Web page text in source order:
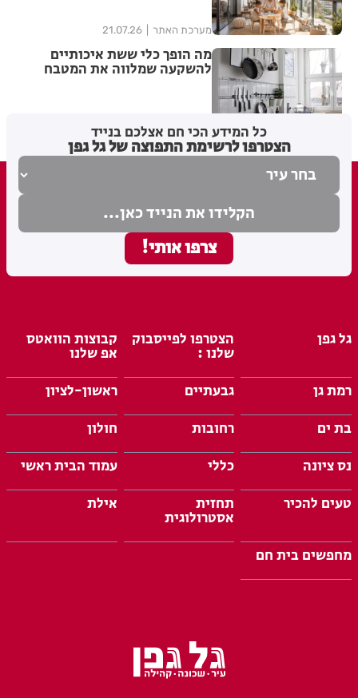
מערכת האתר 21.07.26
מה הופך כלי ששת איכותיים
להשקעה שמלווה את המטבח
כל המידע הכי חם אצלכם בנייד
הצטרפו לרשימת התפוצה של גל גפן
גל גפן הצטרפו לפייסבוק
שלנו :
קבוצות הוואטס
אפ שלנו
רמת גן
גבעתיים
ראשון-לציון
בת ים
רחובות
חולון
נס ציונה
כללי
עמוד הבית ראשי
טעים להכיר
תחזית
אסטרולוגית
אילת
מחפשים בית חם